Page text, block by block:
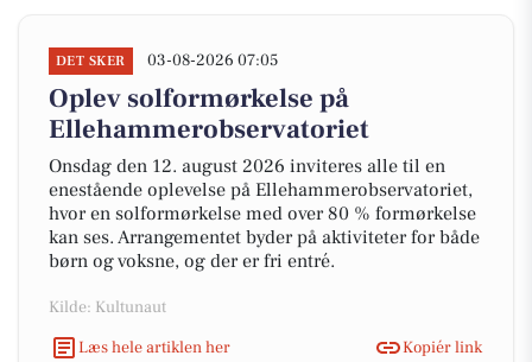
DET SKER 03-08-2026 07:05
Oplev solformørkelse på
Ellehammerobservatoriet
Onsdag den 12. august 2026 inviteres alle til en
enestående oplevelse på Ellehammerobservatoriet,
hvor en solformørkelse med over 80 % formørkelse
kan ses. Arrangementet byder på aktiviteter for både
børn og voksne, og der er fri entré.
Kilde: Kultunaut
Læs hele artiklen her
Kopiér link